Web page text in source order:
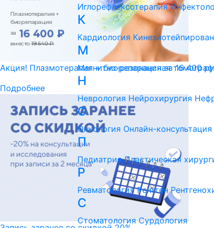
Акция! Плазмотерапия + биорепарация за 16 400
Подробнее
Иглорефлексотерапия
К
Кардиология
М
Магнитно-резонансная
Н
Неврология Нейрохирургия
О
Онкология Онлайн-консультация
П
Педиатрия Пластическая
Р
Ревматология Рентген
С
Стоматология Сурдология